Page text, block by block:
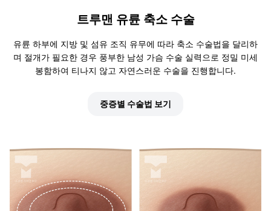
트루맨 유륜 축소 수술
유륜 하부에 지방 및 섬유 조직 유무에 따라 축소 수술법을 달리하
며 절개가 필요한 경우 풍부한 남성 가슴 수술 실력으로 정밀 미세
봉함하여 티나지 않고 자연스러운 수술을 진행합니다.
중증별 수술법 보기